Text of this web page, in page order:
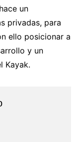
un
privadas, para
ello posicionar a
y un
Kayak.